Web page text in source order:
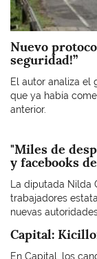
Nuevo
seguridad!”
El autor analiza el
que ya había
anterior.
"Miles de
y facebooks
La diputada Nilda
trabajadores
nuevas
Capital:
En Capital, los